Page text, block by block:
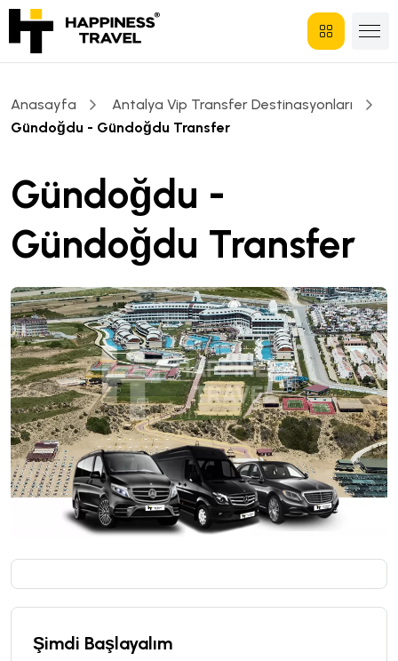
Anasayfa
Antalya Vip Transfer Destinasyonları
Gündoğdu - Gündoğdu Transfer
Gündoğdu -
Gündoğdu Transfer
Şimdi Başlayalım